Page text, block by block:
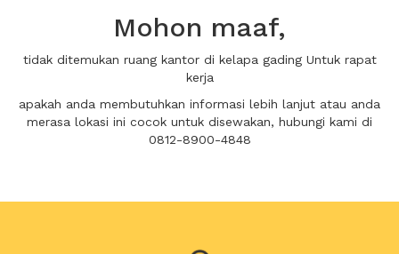
Mohon maaf,
tidak ditemukan ruang kantor di kelapa gading Untuk rapat
kerja
apakah anda membutuhkan informasi lebih lanjut atau anda
merasa lokasi ini cocok untuk disewakan, hubungi kami di
0812-8900-4848